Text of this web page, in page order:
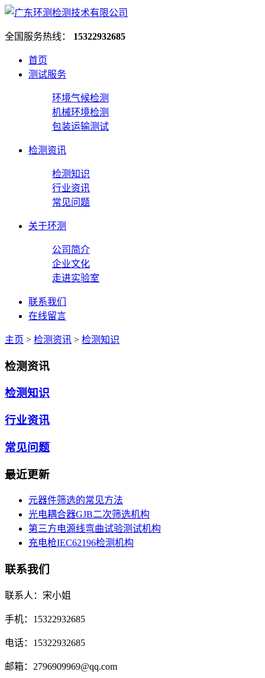
全国服务热线： 15322932685
首页
测试服务
环境气候检测
机械环境检测
包装运输测试
检测资讯
检测知识
行业资讯
常见问题
关于环测
公司简介
企业文化
走进实验室
联系我们
在线留言
主页 > 检测资讯 > 检测知识
检测资讯
检测知识
行业资讯
常见问题
最近更新
元器件筛选的常见方法
光电耦合器GJB二次筛选机构
第三方电源线弯曲试验测试机构
充电枪IEC62196检测机构
联系我们
联系人：宋小姐
手机：15322932685
电话：15322932685
邮箱：2796909969@qq.com